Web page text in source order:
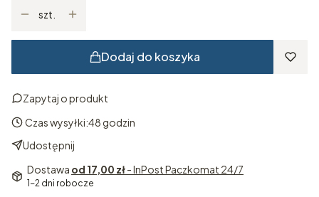
szt.
Dodaj do koszyka
Zapytaj o produkt
Czas wysyłki:48 godzin
Udostępnij
Dostawa od 17,00 zł- InPost Paczkomat 24/7
1-2 dni robocze